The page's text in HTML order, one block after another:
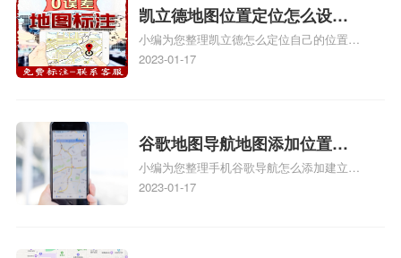
门指路人地图标注服务中心地址标注上地图
怎么弄相关地图标注知识，详情可查看下方
正文！
凯立德地图位置定位怎么设置
自己的指路人地图标注服务中
心名？凯立德地图位置定位怎
小编为您整理凯立德怎么定位自己的位置
啊、手机凯立德地图定位怎么设置往上走、
地图标注服务中心铺招牌相关地图标注知
识，详情可查看下方正文！
2023-01-17
谷歌地图导航地图添加位置？
添加谷歌地图导航位置？
小编为您整理手机谷歌导航怎么添加建立多
人位置、如何在地图，谷歌地图添加公司位
2023-01-17